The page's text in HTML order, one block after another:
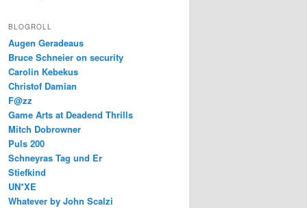
BLOGROLL
Augen Geradeaus
Bruce Schneier on security
Carolin Kebekus
Christof Damian
F@zz
Game Arts at Deadend Thrills
Mitch Dobrowner
Puls 200
Schneyras Tag und Er
Stiefkind
UN*XE
Whatever by John Scalzi